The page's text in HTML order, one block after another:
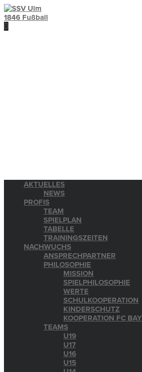
AKTUELLES
NEWS
PROFIS
TEAM
SPIELPLAN
TABELLE
TRAININGSZEITEN
NACHWUCHS
ANSPRECHPARTNER
PHILOSOPHIE
MISSION
SPIELPHILOSOPHIE
WERTE
SCHULKOOPERATION
KINDERSCHUTZ
KOOPERATION FC
TEAMS
U19
U17
U16
U15